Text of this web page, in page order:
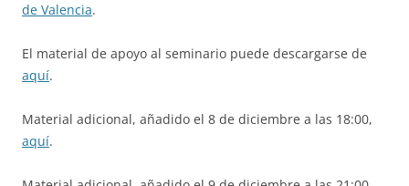
de Valencia.
El material de apoyo al seminario puede descargarse de
aquí.
Material adicional, añadido el 8 de diciembre a las 18:00,
aquí.